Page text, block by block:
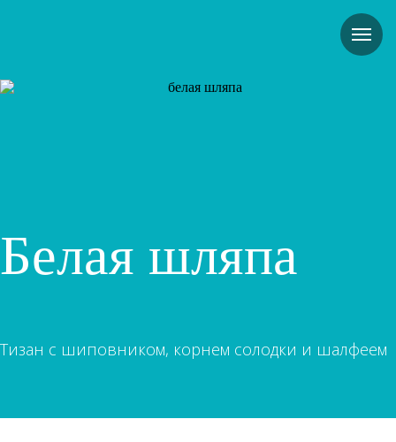
Белая шляпа
Тизан с шиповником, корнем солодки и шалфеем